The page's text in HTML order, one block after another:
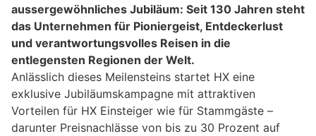
aussergewöhnliches Jubiläum: Seit 130 Jahren steht
das Unternehmen für Pioniergeist, Entdeckerlust
und verantwortungsvolles Reisen in die
entlegensten Regionen der Welt.
Anlässlich dieses Meilensteins startet HX eine
exklusive Jubiläumskampagne mit attraktiven
Vorteilen für HX Einsteiger wie für Stammgäste –
darunter Preisnachlässe von bis zu 30 Prozent auf